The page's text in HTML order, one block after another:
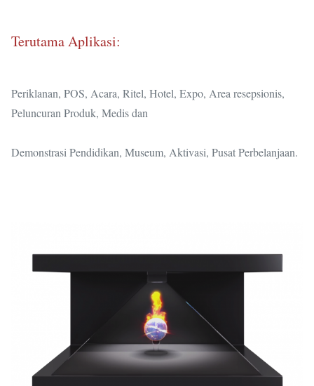
Terutama Aplikasi:
Periklanan, POS, Acara, Ritel, Hotel, Expo, Area resepsionis,
Peluncuran Produk, Medis dan
Demonstrasi Pendidikan, Museum, Aktivasi, Pusat Perbelanjaan.